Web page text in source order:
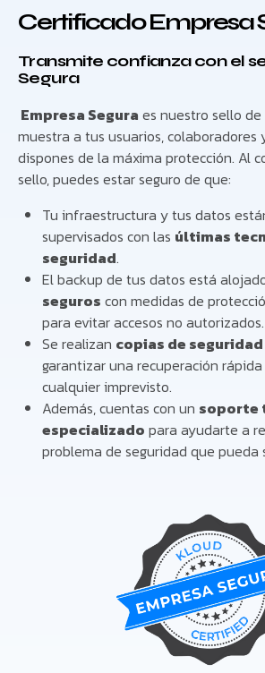
Certificado Empresa
Transmite confianza con el
Segura
Empresa Segura es nuestro sello
muestra a tus usuarios, colaboradores
dispones de la máxima protección. Al
sello, puedes estar seguro de que:
Tu infraestructura y tus datos
supervisados con las últimas
seguridad.
El backup de tus datos está
seguros con medidas de
para evitar accesos no autorizados.
Se realizan copias de
garantizar una recuperación
cualquier imprevisto.
Además, cuentas con un soporte
especializado para ayudarte a
problema de seguridad que pueda